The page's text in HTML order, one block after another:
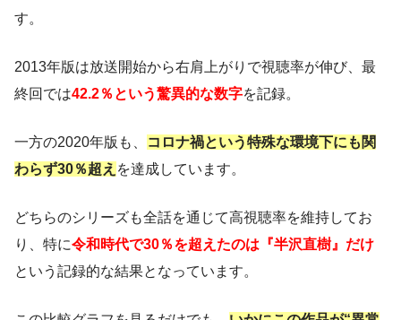
す。
2013年版は放送開始から右肩上がりで視聴率が伸び、最
終回では42.2％という驚異的な数字を記録。
一方の2020年版も、
コロナ禍という特殊な環境下にも関
わらず30％超え を達成しています。
どちらのシリーズも全話を通じて高視聴率を維持してお
り、特に令和時代で30％を超えたのは『半沢直樹』だけ
という記録的な結果となっています。